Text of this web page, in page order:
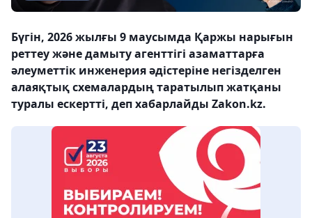
Бүгін, 2026 жылғы 9 маусымда Қаржы нарығын
реттеу және дамыту агенттігі азаматтарға
әлеуметтік инженерия әдістеріне негізделген
алаяқтық схемалардың таратылып жатқаны
туралы ескертті, деп хабарлайды Zakon.kz.